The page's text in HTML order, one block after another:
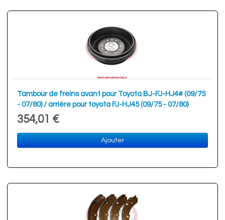
Tambour de freins avant pour Toyota BJ-FJ-HJ4# (09/75
- 07/80) / arrière pour toyota FJ-HJ45 (09/75 - 07/80)
354,01 €
Ajouter